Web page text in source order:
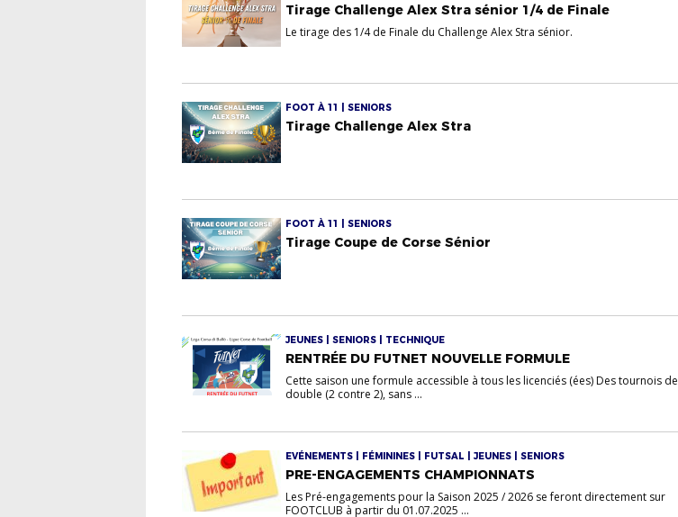
Tirage Challenge Alex Stra sénior 1/4 de Finale
Le tirage des 1/4 de Finale du Challenge Alex Stra sénior.
FOOT À 11 | SENIORS
Tirage Challenge Alex Stra
FOOT À 11 | SENIORS
Tirage Coupe de Corse Sénior
JEUNES | SENIORS | TECHNIQUE
RENTRÉE DU FUTNET NOUVELLE FORMULE
Cette saison une formule accessible à tous les licenciés (ées) Des tournois de
double (2 contre 2), sans ...
EVÉNEMENTS | FÉMININES | FUTSAL | JEUNES | SENIORS
PRE-ENGAGEMENTS CHAMPIONNATS
Les Pré-engagements pour la Saison 2025 / 2026 se feront directement sur
FOOTCLUB à partir du 01.07.2025 ...